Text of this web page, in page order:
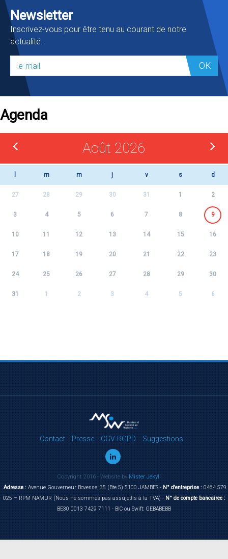
Newsletter
Inscrivez-vous pour être tenu au courant de notre
actualité.
OK
Agenda
Août 2026
m m j v s d
27 28 29 30 31 1 2
3 4 5 6 7 8 9
10 11 12 13 14 15 16
17 18 19 20 21 22 23
24 25 26 27 28 29 30
31 1 2 3 4 5 6
Contact Presse CGV-RGPD Suggestions
Copyright 2016 - Website byMister Jekyll
Adresse :Avenue Gouverneur Bovesse, 35 (Bte 5) 5100 JAMBES -N° d'entreprise :0464 579
025 – RPM NAMUR (Nous ne sommes pas assujettis à la TVA) -N° de compte bancairee :
BE30 0013 7429 7111 - BIC ou Swift: GEBABEBB